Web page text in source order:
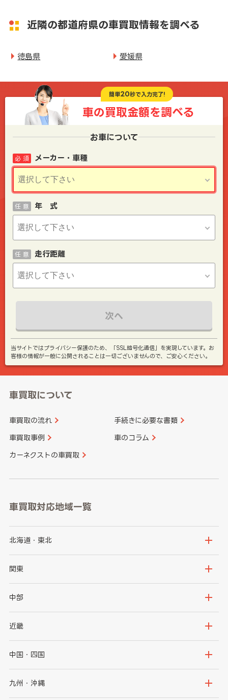
近隣の都道府県の車買取情報を調べる
徳島県 愛媛県
簡単20秒で入力完了!
車の買取金額を調べる
お車について
メーカー・車種
必 須
年 式
任 意
走行距離
任 意
次へ
当サイトではプライバシー保護のため、「SSL暗号化通信」を実現しています。お
客様の情報が一般に公開されることは一切ございませんので、ご安心ください。
車買取について
車買取の流れ 手続きに必要な書類
車買取事例 車のコラム
カーネクストの車買取
車買取対応地域一覧
北海道・東北
北海道
岩手県
秋田県
関東
茨城県
群馬県
千葉県
中部
新潟県
石川県
山梨県
近畿
大阪府
京都府
中国・四国
鳥取県
九州・沖縄